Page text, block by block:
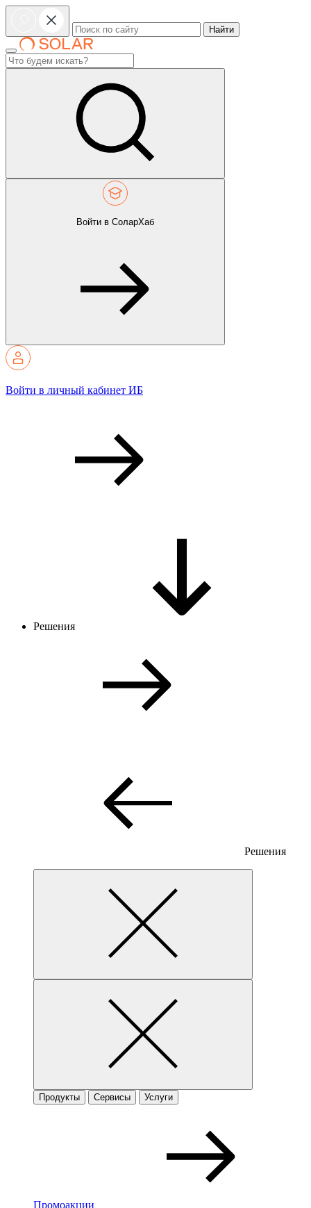
Найти
Войти в СоларХаб
Войти в личный кабинет ИБ
Решения
Решения
Продукты Сервисы Услуги
Промоакции